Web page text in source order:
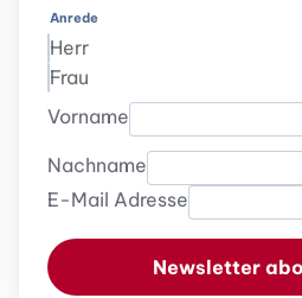
Anrede
Herr
Frau
Vorname
Nachname
E-Mail Adresse
Newsletter